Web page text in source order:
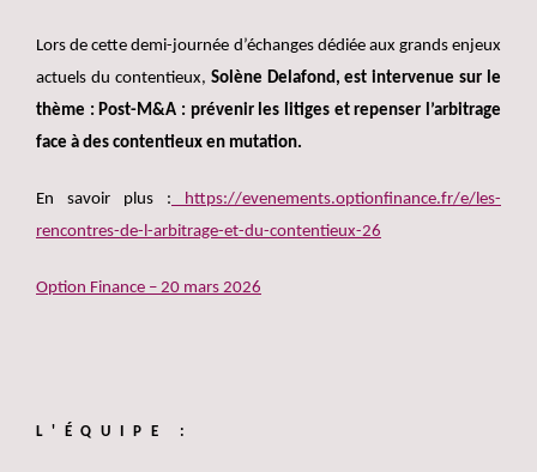
Lors de cette demi-journée d’échanges dédiée aux grands enjeux
actuels du contentieux, Solène Delafond, est intervenue sur le
thème : Post-M&A : prévenir les litiges et repenser l’arbitrage
face à des contentieux en mutation.
En savoir plus : https://evenements.optionfinance.fr/e/les-
rencontres-de-l-arbitrage-et-du-contentieux-26
Option Finance – 20 mars 2026
L'ÉQUIPE :